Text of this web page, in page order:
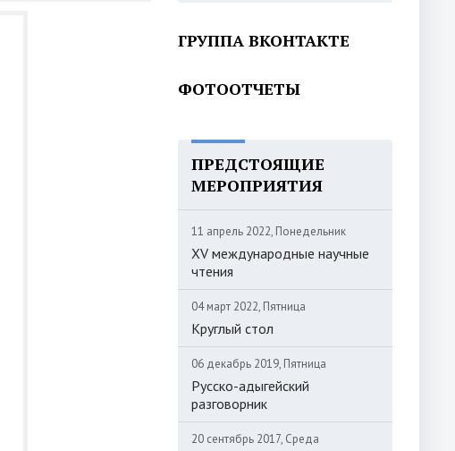
ГРУППА ВКОНТАКТЕ
ФОТООТЧЕТЫ
ПРЕДСТОЯЩИЕ
МЕРОПРИЯТИЯ
11 апрель 2022, Понедельник
XV международные научные
чтения
04 март 2022, Пятница
Круглый стол
06 декабрь 2019, Пятница
Русско-адыгейский
разговорник
20 сентябрь 2017, Среда